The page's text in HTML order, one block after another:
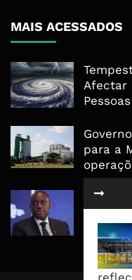
MAIS ACESSADOS
Afectar
para a
CEO
facilite